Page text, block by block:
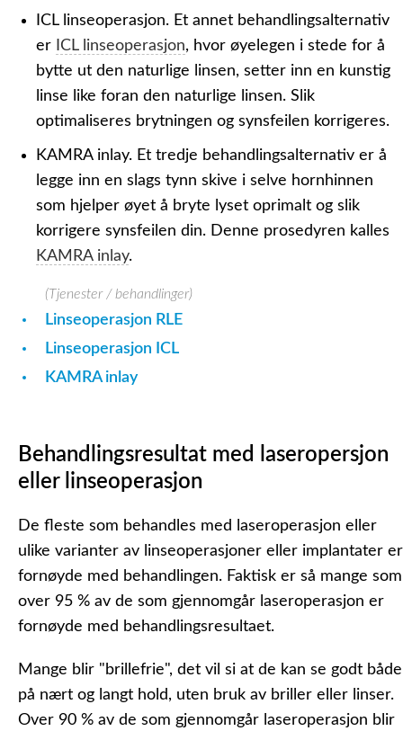
ICL linseoperasjon. Et annet behandlingsalternativ
er ICL linseoperasjon, hvor øyelegen i stede for å
bytte ut den naturlige linsen, setter inn en kunstig
linse like foran den naturlige linsen. Slik
optimaliseres brytningen og synsfeilen korrigeres.
KAMRA inlay. Et tredje behandlingsalternativ er å
legge inn en slags tynn skive i selve hornhinnen
som hjelper øyet å bryte lyset oprimalt og slik
korrigere synsfeilen din. Denne prosedyren kalles
KAMRA inlay.
(Tjenester / behandlinger)
Linseoperasjon RLE
Linseoperasjon ICL
KAMRA inlay
Behandlingsresultat med laseropersjon
eller linseoperasjon
De fleste som behandles med laseroperasjon eller
ulike varianter av linseoperasjoner eller implantater er
fornøyde med behandlingen. Faktisk er så mange som
over 95 % av de som gjennomgår laseroperasjon er
fornøyde med behandlingsresultaet.
Mange blir "brillefrie", det vil si at de kan se godt både
på nært og langt hold, uten bruk av briller eller linser.
Over 90 % av de som gjennomgår laseroperasjon blir